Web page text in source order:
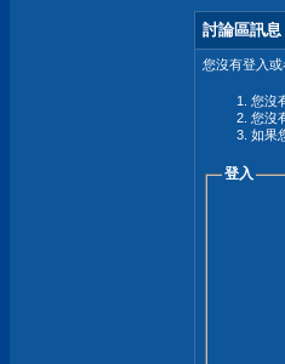
討論區訊息
您沒有登入
您沒
您沒
如果
登入